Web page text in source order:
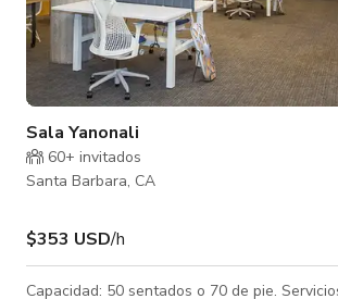
Sala Yanonali
60+ invitados
Santa Barbara, CA
$353 USD/h
Capacidad: 50 sentados o 70 de pie.